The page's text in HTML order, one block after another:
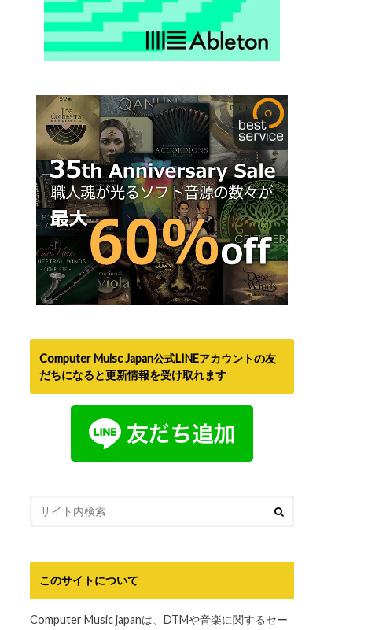
Computer Muisc Japan公式LINEアカウントの友
だちになると更新情報を受け取れます
このサイトについて
Computer Music japanは、DTMや音楽に関するセー